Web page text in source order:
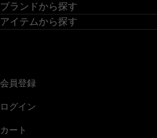
ブランドから探す
アイテムから探す
会員登録
ログイン
カート